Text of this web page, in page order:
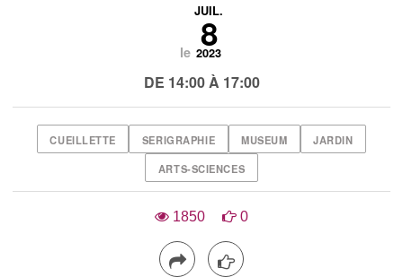
le
JUIL.
8
2023
DE 14:00 À 17:00
CUEILLETTE SERIGRAPHIE MUSEUM JARDIN
ARTS-SCIENCES
1850 0